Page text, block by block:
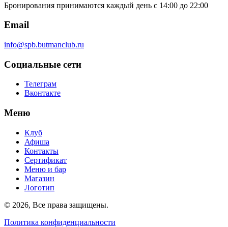
Бронирования принимаются каждый день с 14:00 до 22:00
Email
info@spb.butmanclub.ru
Социальные сети
Телеграм
Вконтакте
Меню
Клуб
Афиша
Контакты
Сертификат
Меню и бар
Магазин
Логотип
© 2026, Все права защищены.
Политика конфиденциальности